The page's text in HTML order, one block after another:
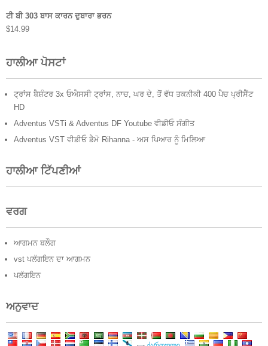
ਟੀ ਬੀ 303 ਬਾਸ ਕਾਰਨ ਦੁਬਾਰਾ ਭਰਨ
$14.99
ਹਾਲੀਆ ਪੋਸਟਾਂ
ਟ੍ਰਾਂਸ ਬੈਸ਼ੰਟਰ 3x ਓਐਸਸੀ ਟ੍ਰਾਂਸ, ਨਾਚ, ਘਰ ਦੇ, ਤੋਂ ਵੱਧ ਤਕਨੀਕੀ 400 ਪੈਚ ਪ੍ਰੀਸੈੱਟ
HD
Adventus VSTi & Adventus DF Youtube ਵੀਡੀਓ ਸੰਗੀਤ
Adventus VST ਵੀਡੀਓ ਡੈਮੋ Rihanna - ਅਸ ਪਿਆਰ ਨੂੰ ਮਿਲਿਆ
ਹਾਲੀਆ ਟਿੱਪਣੀਆਂ
ਵਰਗ
ਆਗਮਨ ਬਲੌਗ
vst ਪਲੱਗਇਨ ਦਾ ਆਗਮਨ
ਪਲੱਗਇਨ
ਅਨੁਵਾਦ